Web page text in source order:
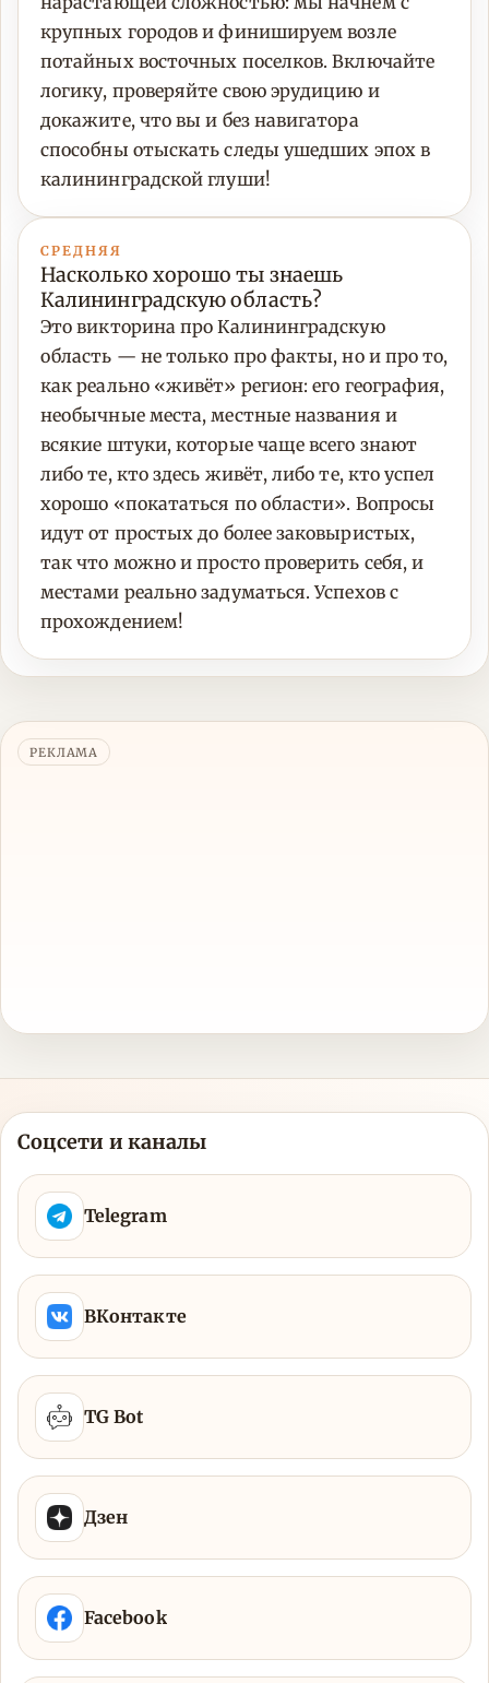
крупных городов и финишируем возле
потайных восточных поселков. Включайте
логику, проверяйте свою эрудицию и
докажите, что вы и без навигатора
способны отыскать следы ушедших эпох в
калининградской глуши!
СРЕДНЯЯ
Насколько хорошо ты знаешь
Калининградскую область?
Это викторина про Калининградскую
область — не только про факты, но и про то,
как реально «живёт» регион: его география,
необычные места, местные названия и
всякие штуки, которые чаще всего знают
либо те, кто здесь живёт, либо те, кто успел
хорошо «покататься по области». Вопросы
идут от простых до более заковыристых,
так что можно и просто проверить себя, и
местами реально задуматься. Успехов с
прохождением!
РЕКЛАМА
Соцсети и каналы
Telegram
ВКонтакте
TG Bot
Дзен
Facebook